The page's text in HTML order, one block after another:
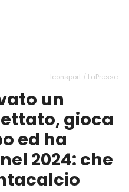
Iconsport / LaPresse
un
gioca
ed ha
2024: che